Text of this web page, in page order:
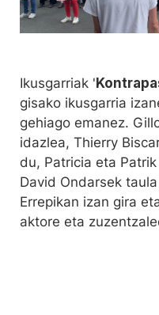
Ikusgarriak '
gisako ikusgarria
gehiago emanez.
idazlea, Thierry
du, Patricia eta
David Ondarsek
Errepikan izan gira
aktore eta